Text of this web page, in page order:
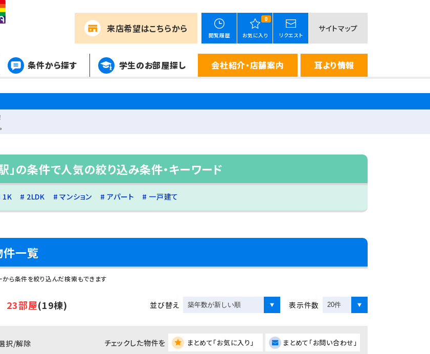
来店希望はこちらから
閲覧履歴
0
お気に入り リクエスト
サイトマップ
条件から探す 学生のお部屋探し 会社紹介・店舗案内 耳より情報
」の条件で人気の絞り込み条件・キーワード
1K 2LDK マンション アパート 一戸建て
一覧
から条件を絞り込んだ検索もできます
23部屋(19棟) 並び替え 表示件数
択/解除 チェックした物件を まとめて「お気に入り」 まとめて「お問い合わせ」